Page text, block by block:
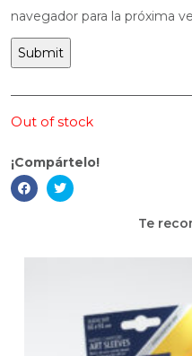
navegador para la próxima
Out of stock
¡Compártelo!
Te